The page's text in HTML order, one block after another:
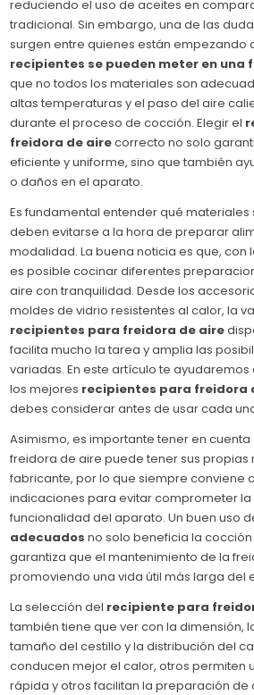
reduciendo el uso de aceites en
tradicional. Sin embargo, una de las
surgen entre quienes están empezando
recipientes se pueden meter en una
que no todos los materiales son
altas temperaturas y el paso del aire
durante el proceso de cocción. Elegir el
freidora de airecorrecto no solo
eficiente y uniforme, sino que también
o daños en el aparato.
Es fundamental entender qué materiales
deben evitarse a la hora de preparar
modalidad. La buena noticia es que, con
es posible cocinar diferentes
aire con tranquilidad. Desde los
moldes de vidrio resistentes al calor, la
recipientes para freidora de aire
facilita mucho la tarea y amplia las
variadas. En este artículo te
los mejores recipientes para freidora
debes considerar antes de usar cada
Asimismo, es importante tener en
freidora de aire puede tener sus
fabricante, por lo que siempre conviene
indicaciones para evitar comprometer la
funcionalidad del aparato. Un buen uso
adecuados no solo beneficia la
garantiza que el mantenimiento de la
promoviendo una vida útil más larga del
La selección del recipiente para
también tiene que ver con la dimensión,
tamaño del cestillo y la distribución del
conducen mejor el calor, otros permiten
rápida y otros facilitan la preparación de